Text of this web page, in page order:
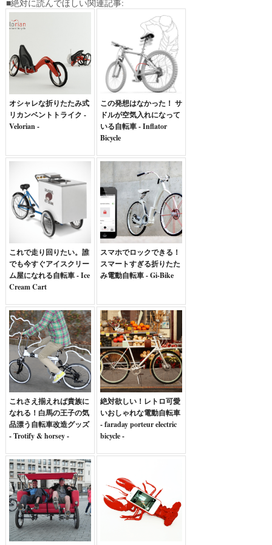
■絶対に読んでほしい関連記事:
オシャレな折りたたみ式
リカンベントトライク -
Velorian -
この発想はなかった！ サ
ドルが空気入れになって
いる自転車 - Inflator
Bicycle
これで走り回りたい。誰
でも今すぐアイスクリー
ム屋になれる自転車 - Ice
Cream Cart
スマホでロックできる！
スマートすぎる折りたた
み電動自転車 - Gi-Bike
これさえ揃えれば貴族に
なれる！白馬の王子の気
品漂う自転車改造グッズ
- Trotify & horsey -
絶対欲しい！レトロ可愛
いおしゃれな電動自転車
- faraday porteur electric
bicycle -